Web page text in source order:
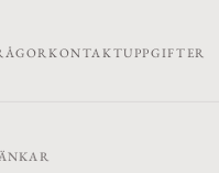
KONTAKTUPPGIFTER